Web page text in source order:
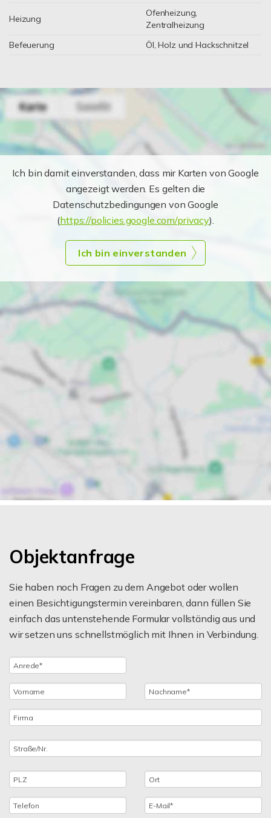
Heizung
Ofenheizung,
Zentralheizung
Befeuerung
Öl, Holz und Hackschnitzel
Ich bin damit einverstanden, dass mir Karten von Google
angezeigt werden. Es gelten die
Datenschutzbedingungen von Google
(https://policies.google.com/privacy).
Ich bin einverstanden
Objektanfrage
Sie haben noch Fragen zu dem Angebot oder wollen
einen Besichtigungstermin vereinbaren, dann füllen Sie
einfach das untenstehende Formular vollständig aus und
wir setzen uns schnellstmöglich mit Ihnen in Verbindung.